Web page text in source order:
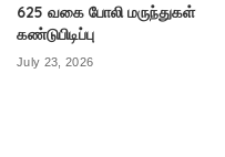
625 வகை போலி மருந்துகள்
கண்டுபிடிப்பு
July 23, 2026